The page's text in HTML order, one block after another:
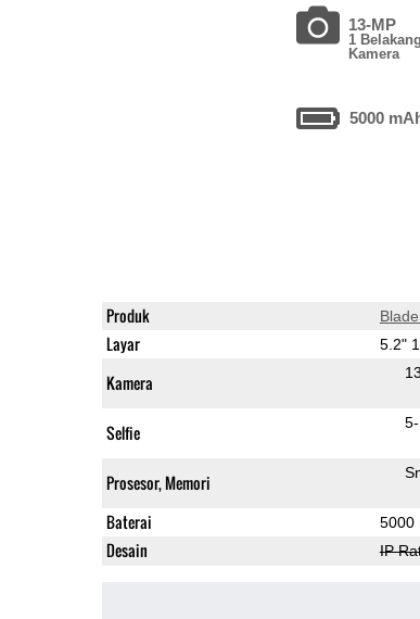
13-MP
1 Belakang
Kamera
5000
Produk
Layar 5.2"
Kamera
Selfie
Prosesor, Memori
Baterai 5000
Desain IP